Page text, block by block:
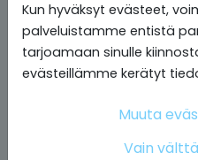
Kun hyväksyt evästeet,
palveluistamme entistä
tarjoamaan sinulle
evästeillämme kerätyt
Muuta
Vain